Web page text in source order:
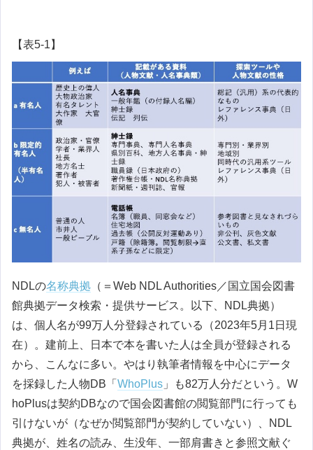
【表5-1】
NDLの名称典拠 （＝Web NDL Authorities／国立国会図書
館典拠データ検索・提供サービス。以下、NDL典拠）
は、個人名が99万人分登録されている（2023年5月1日現
在）。建前上、日本で本を書いた人は全員が登録される
から、こんなに多い。やはり執筆者情報を中心にデータ
を採録した人物DB「 WhoPlus 」も82万人分だという。W
hoPlusは契約DBなので国会図書館の閲覧部門に行っても
引けないが（なぜか閲覧部門が契約していない）、NDL
典拠が、姓名の読み、生没年、一部肩書きと参照文献ぐ